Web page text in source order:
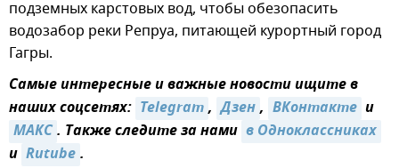
подземных карстовых вод, чтобы обезопасить
водозабор реки Репруа, питающей курортный город
Гагры.
Самые интересные и важные новости ищите в
наших соцсетях: Telegram, Дзен, ВКонтакте и
MAКС. Также следите за нами в Одноклассниках
и Rutube.